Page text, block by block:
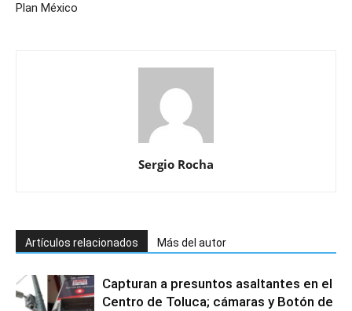
Plan México
Sergio Rocha
Artículos relacionados Más del autor
Capturan a presuntos asaltantes en el
Centro de Toluca; cámaras y Botón de